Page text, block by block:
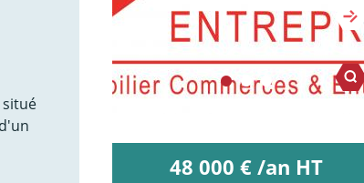
situé
48 000 € /an HT